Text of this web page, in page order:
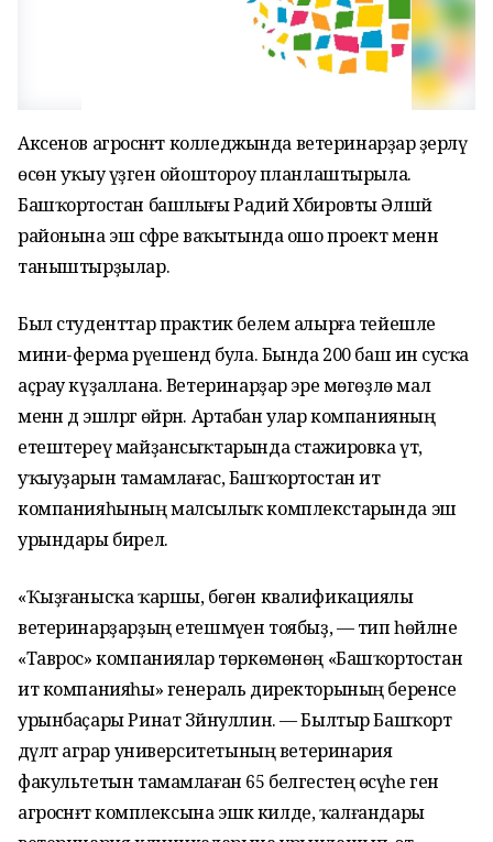
Аксенов агросәнәғәт колледжында ветеринарҙар әҙерләү
өсөн уҡыу үҙәген ойоштороу планлаштырыла.
Башҡортостан башлығы Радий Хәбировты Әлшәй
районына эш сәфәре ваҡытында ошо проект менән
таныштырҙылар.
Был студенттар практик белем алырға тейешле
мини-ферма рәүешендә була. Бында 200 баш инә сусҡа
аҫрау күҙаллана. Ветеринарҙар эре мөгөҙлө мал
менән дә эшләргә өйрәнә. Артабан улар компанияның
етештереү майҙансыҡтарында стажировка үтә,
уҡыуҙарын тамамлағас, Башҡортостан ит
компанияһының малсылыҡ комплекстарында эш
урындары бирелә.
«Ҡыҙғанысҡа ҡаршы, бөгөн квалификациялы
ветеринарҙарҙың етешмәүен тоябыҙ, — тип һөйләне
«Таврос» компаниялар төркөмөнөң «Башҡортостан
ит компанияһы» генераль директорының беренсе
урынбаҫары Ринат Зәйнуллин. — Былтыр Башҡорт
дәүләт аграр университетының ветеринария
факультетын тамамлаған 65 белгестең өсәүһе генә
агросәнәғәт комплексына эшкә килде, ҡалғандары